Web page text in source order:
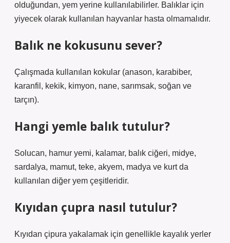
olduğundan, yem yerine kullanılabilirler. Balıklar için
yiyecek olarak kullanılan hayvanlar hasta olmamalıdır.
Balık ne kokusunu sever?
Çalışmada kullanılan kokular (anason, karabiber,
karanfil, kekik, kimyon, nane, sarımsak, soğan ve
tarçın).
Hangi yemle balık tutulur?
Solucan, hamur yemi, kalamar, balık ciğeri, midye,
sardalya, mamut, teke, akyem, madya ve kurt da
kullanılan diğer yem çeşitleridir.
Kıyıdan çupra nasıl tutulur?
Kıyıdan çipura yakalamak için genellikle kayalık yerler